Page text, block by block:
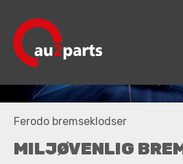
au2parts
Produkter
Videncenter
Ferodo bremseklodser
MILJØVENLIG